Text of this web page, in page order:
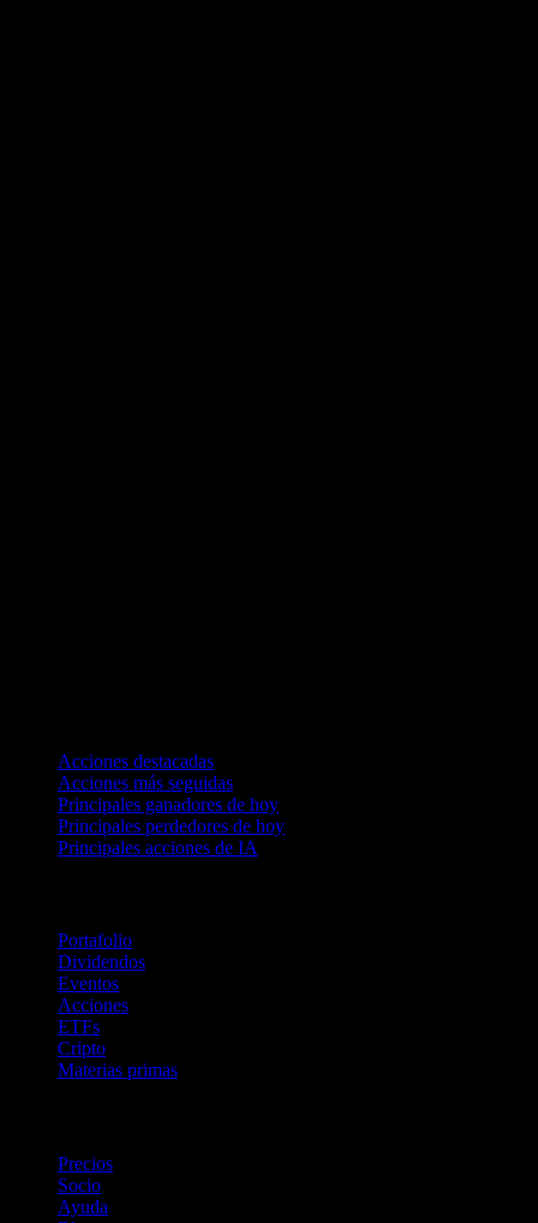
Acciones destacadas
Acciones más seguidas
Principales ganadores de hoy
Principales perdedores de hoy
Principales acciones de IA
Portafolio
Dividendos
Eventos
Acciones
ETFs
Cripto
Materias primas
Precios
Socio
Ayuda